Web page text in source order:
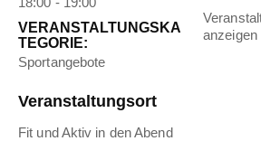
VERANSTALTUNGSKA
TEGORIE:
Sportangebote
Veranstaltungsort
Fit und Aktiv in den Abend
anzeigen